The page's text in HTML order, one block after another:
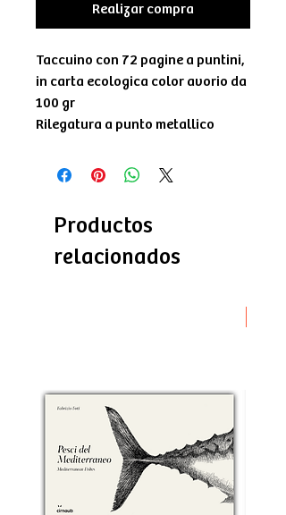
Realizar compra
Taccuino con 72 pagine a puntini,
in carta ecologica color avorio da
100 gr
Rilegatura a punto metallico
Productos
relacionados